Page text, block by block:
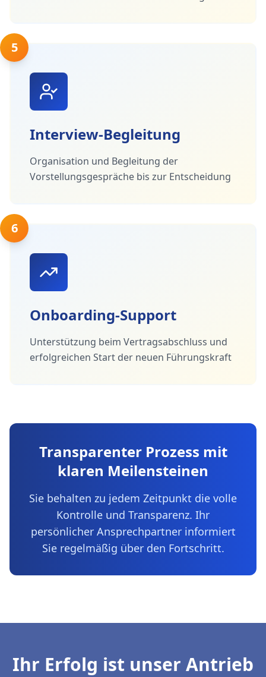
5
Interview-Begleitung
Organisation und Begleitung der
Vorstellungsgespräche bis zur Entscheidung
6
Onboarding-Support
Unterstützung beim Vertragsabschluss und
erfolgreichen Start der neuen Führungskraft
Transparenter Prozess mit
klaren Meilensteinen
Sie behalten zu jedem Zeitpunkt die volle
Kontrolle und Transparenz. Ihr
persönlicher Ansprechpartner informiert
Sie regelmäßig über den Fortschritt.
Ihr Erfolg ist unser Antrieb